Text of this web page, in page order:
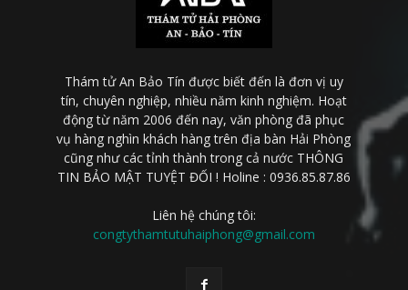
Thám tử An Bảo Tín được biết đến là đơn vị uy
tín, chuyên nghiệp, nhiều năm kinh nghiệm. Hoạt
động từ năm 2006 đến nay, văn phòng đã phục
vụ hàng nghìn khách hàng trên địa bàn Hải Phòng
cũng như các tỉnh thành trong cả nước THÔNG
TIN BẢO MẬT TUYỆT ĐỐI ! Holine : 0936.85.87.86
Liên hệ chúng tôi:
congtythamtutuhaiphong@gmail.com